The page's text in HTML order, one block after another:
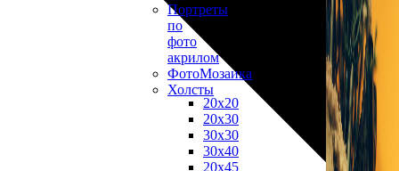
Портреты
по
фото
акрилом
ФотоМозаика
Холсты
20х20
20х30
30х30
30х40
20х45